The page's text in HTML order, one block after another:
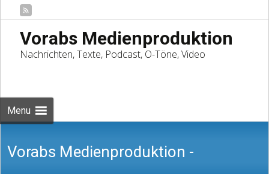
Vorabs Medienproduktion
Nachrichten, Texte, Podcast, O-Töne, Video
Menu
Vorabs Medienproduktion -